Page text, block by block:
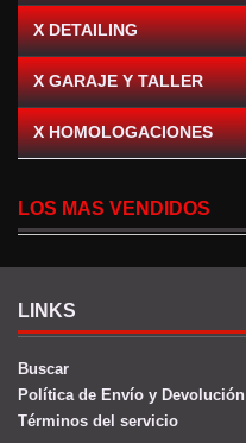
X DETAILING
X GARAJE Y TALLER
X HOMOLOGACIONES
LOS MAS VENDIDOS
LINKS
Buscar
Política de Envío y Devolución
Términos del servicio